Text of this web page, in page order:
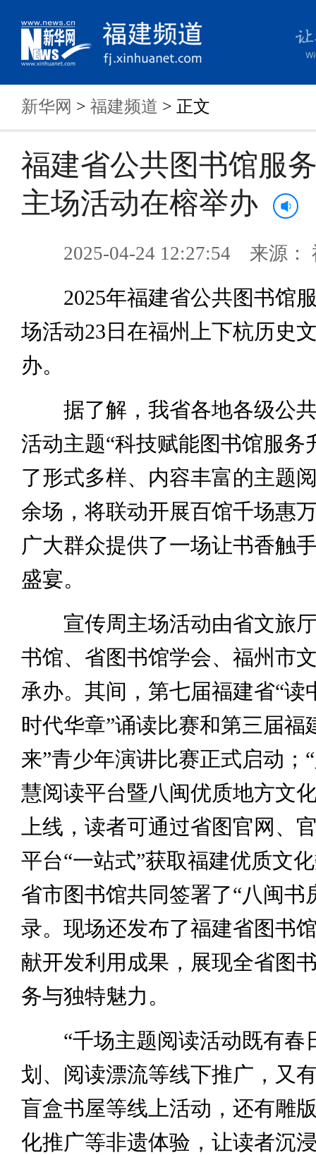
新华网 > 福建频道 > 正文
福建省公共图书馆服
主场活动在榕举办
2025-04-24 12:27:54 来源：
2025年福建省公共图书馆
场活动23日在福州上下杭历史
办。
据了解，我省各地各级公共
活动主题“科技赋能图书馆服务
了形式多样、内容丰富的主题
余场，将联动开展百馆千场惠
广大群众提供了一场让书香触
盛宴。
宣传周主场活动由省文旅厅
书馆、省图书馆学会、福州市
承办。其间，第七届福建省“读
时代华章”诵读比赛和第三届福
来”青少年演讲比赛正式启动；
慧阅读平台暨八闽优质地方文
上线，读者可通过省图官网、
平台“一站式”获取福建优质文
省市图书馆共同签署了“八闽书
录。现场还发布了福建省图书
献开发利用成果，展现全省图
务与独特魅力。
“千场主题阅读活动既有春
划、阅读漂流等线下推广，又
盲盒书屋等线上活动，还有雕
化推广等非遗体验，让读者沉